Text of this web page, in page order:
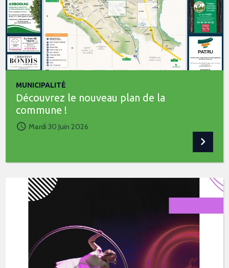
MUNICIPALITÉ
Découvrez le nouveau plan de la
commune !
Mardi 30 Juin 2026